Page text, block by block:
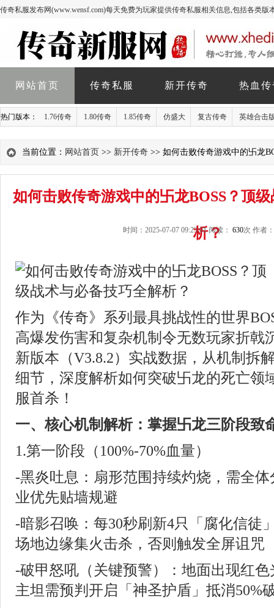
传奇私服发布网(www.wensf.com)每天免费为玩家提供传奇私服相关信息,包括各类
网站首页 传奇私服 新开传奇 热血
热门版本： 1.76传奇 1.80传奇 1.85传奇 仿盛大 复古传奇 英雄合击
当前位置： 网站首页 >> 新开传奇 >> 如何击败传奇游戏中的卐龙
如何击败传奇游戏中的卐龙BOSS？顶
析？
时间：2025-07-07 09:23:01 阅读：630次 作者
作为《传奇》系列最具挑战性的世界
高爆发伤害和复杂机制令无数玩家折戟
新版本（V3.8.2）实战数据，从机制拆
细节，深度解析如何突破卐龙的死亡领
服首杀！
一、核心机制解析：掌握卐龙三阶段致
1.第一阶段（100%-70%血量）
-黑炎吐息：扇形范围持续灼烧，需全
业优先贴墙规避
-暗影召唤：每30秒刷新4只「腐化信徒
场地边缘集火击杀，否则触发全屏诅咒
-破甲怒吼（关键预警）：地面出现红
主坦需预判开启「神圣护盾」抵消50%